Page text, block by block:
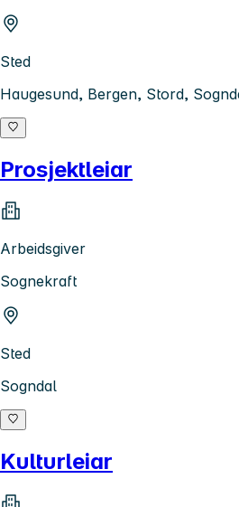
Sted
Haugesund, Bergen, Stord,
Prosjektleiar
Arbeidsgiver
Sognekraft
Sted
Sogndal
Kulturleiar